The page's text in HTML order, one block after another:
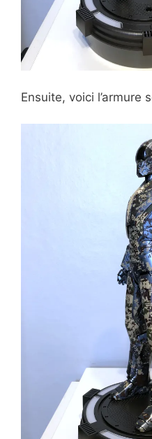
Ensuite, voici l’armure